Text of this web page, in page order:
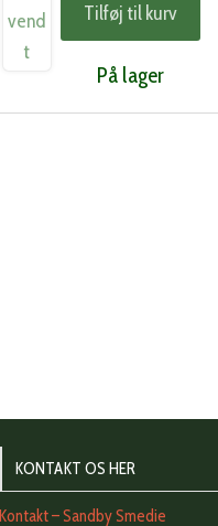
Tilføj til kurv
På lager
KONTAKT OS HER
Kontakt – Sandby Smedie